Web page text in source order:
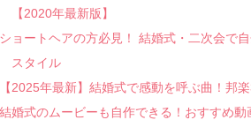
【2020年最新版】
ショートヘアの方必見！ 結婚式・二次会で
スタイル
【2025年最新】結婚式で感動を呼ぶ曲！邦
結婚式のムービーも自作できる！おすすめ